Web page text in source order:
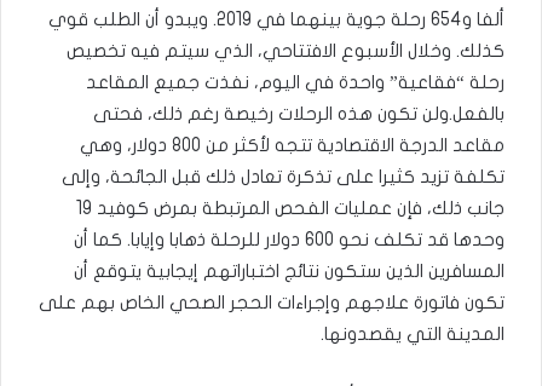
ألفا و654 رحلة جوية بينهما في 2019. ويبدو أن الطلب قوي
كذلك. وخلال الأسبوع الافتتاحي، الذي سيتم فيه تخصيص
رحلة “فقاعية” واحدة في اليوم، نفذت جميع المقاعد
بالفعل.ولن تكون هذه الرحلات رخيصة رغم ذلك، فحتى
مقاعد الدرجة الاقتصادية تتجه لأكثر من 800 دولار، وهي
تكلفة تزيد كثيرا على تذكرة تعادل ذلك قبل الجائحة، وإلى
جانب ذلك، فإن عمليات الفحص المرتبطة بمرض كوفيد 19
وحدها قد تكلف نحو 600 دولار للرحلة ذهابا وإيابا. كما أن
المسافرين الذين ستكون نتائج اختباراتهم إيجابية يتوقع أن
تكون فاتورة علاجهم وإجراءات الحجر الصحي الخاص بهم على
المدينة التي يقصدونها.